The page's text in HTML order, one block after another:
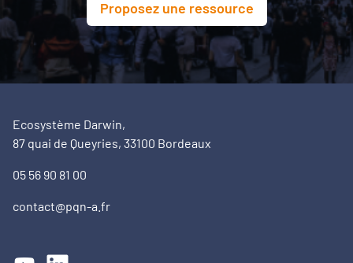
Proposez une ressource
Ecosystème Darwin,
87 quai de Queyries, 33100 Bordeaux
05 56 90 81 00
contact@pqn-a.fr